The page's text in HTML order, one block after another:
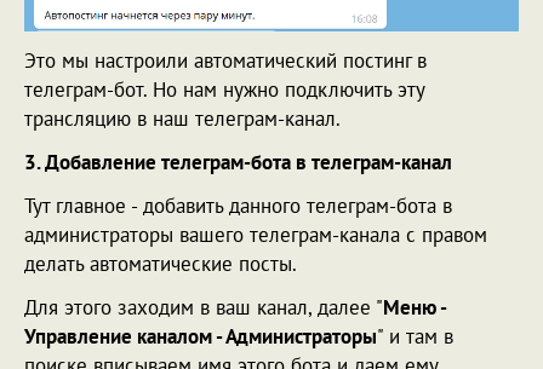
Это мы настроили автоматический постинг в
телеграм-бот. Но нам нужно подключить эту
трансляцию в наш телеграм-канал.
3. Добавление телеграм-бота в телеграм-канал
Тут главное - добавить данного телеграм-бота в
администраторы вашего телеграм-канала с правом
делать автоматические посты.
Для этого заходим в ваш канал, далее "Меню -
Управление каналом - Администраторы" и там в